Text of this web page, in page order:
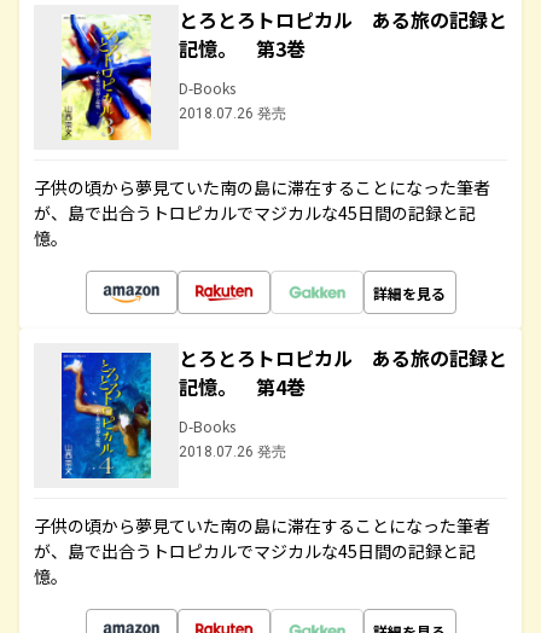
とろとろトロピカル ある旅の記録と
記憶。 第3巻
D-Books
2018.07.26 発売
子供の頃から夢見ていた南の島に滞在することになった筆者
が、島で出合うトロピカルでマジカルな45日間の記録と記
憶。
詳細を見る
とろとろトロピカル ある旅の記録と
記憶。 第4巻
D-Books
2018.07.26 発売
子供の頃から夢見ていた南の島に滞在することになった筆者
が、島で出合うトロピカルでマジカルな45日間の記録と記
憶。